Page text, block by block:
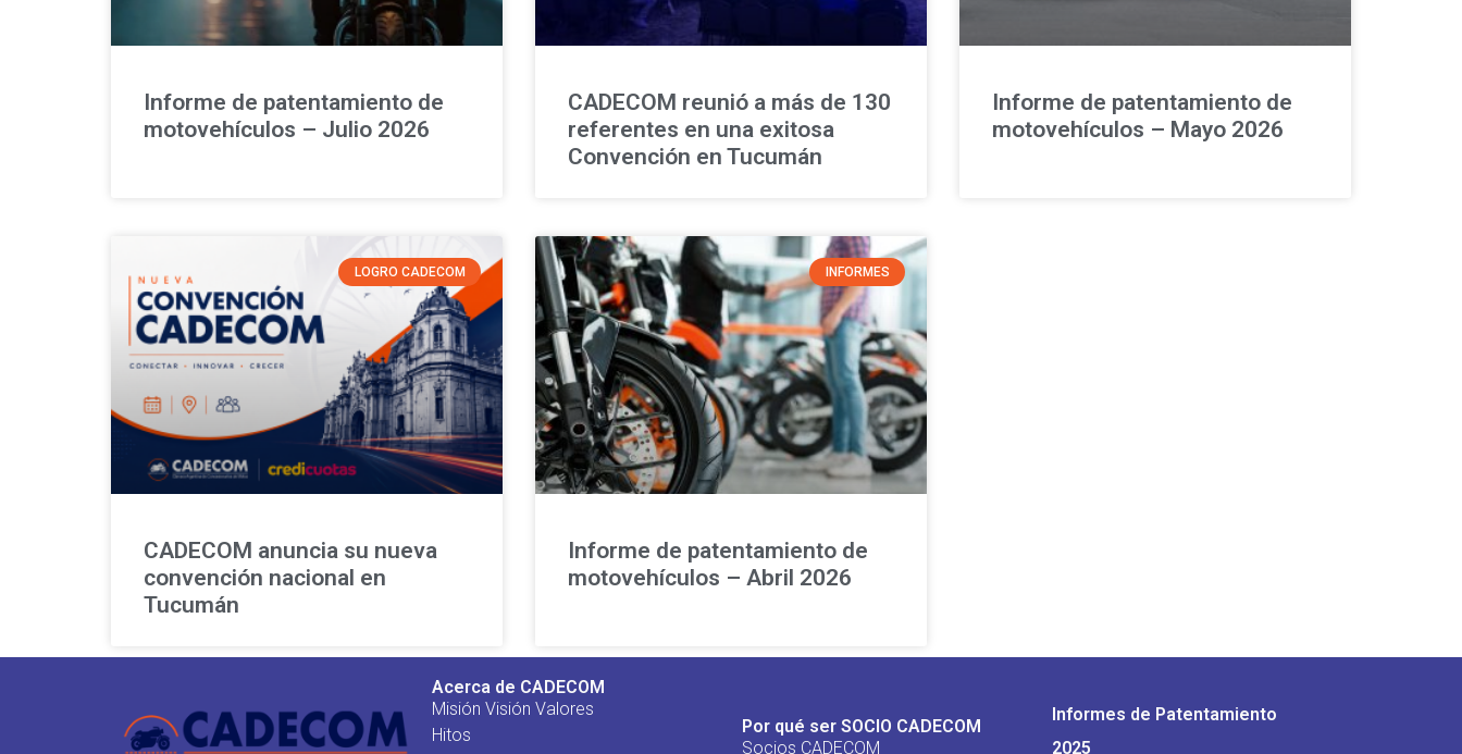
Informe de patentamiento de
motovehículos – Julio 2026
CADECOM reunió a más de 130
referentes en una exitosa
Convención en Tucumán
Informe de patentamiento de
motovehículos – Mayo 2026
LOGRO CADECOM
CADECOM anuncia su nueva
convención nacional en
Tucumán
INFORMES
Informe de patentamiento de
motovehículos – Abril 2026
Acerca de CADECOM
Misión Visión Valores
Hitos
Por qué ser SOCIO CADECOM
Socios CADECOM
Informes de Patentamiento
2025